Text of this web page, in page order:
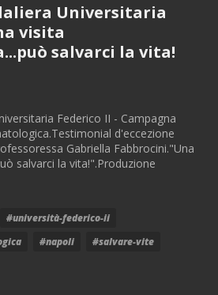
Universitaria
visita
salvarci la vita!
Federico II - Campagna
d'eccezione
Gabriella Fabbrocini."Una
salvarci la vita!".Produzione
#università-federico-ii
#napoli
#salvare-vite